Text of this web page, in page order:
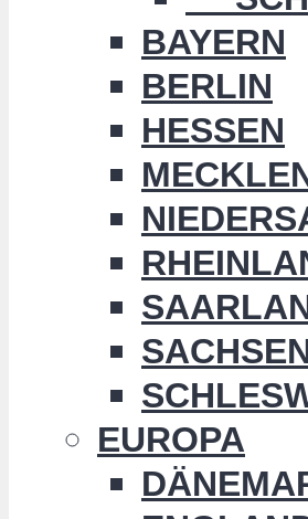
BAYERN
BERLIN
HESSEN
EUROPA